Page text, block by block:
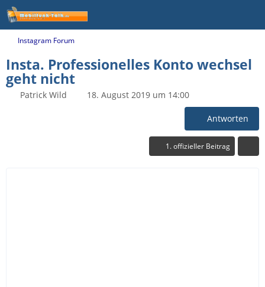
Instagram Forum
Insta. Professionelles Konto wechsel
geht nicht
Patrick Wild 18. August 2019 um 14:00
Antworten
1. offizieller Beitrag